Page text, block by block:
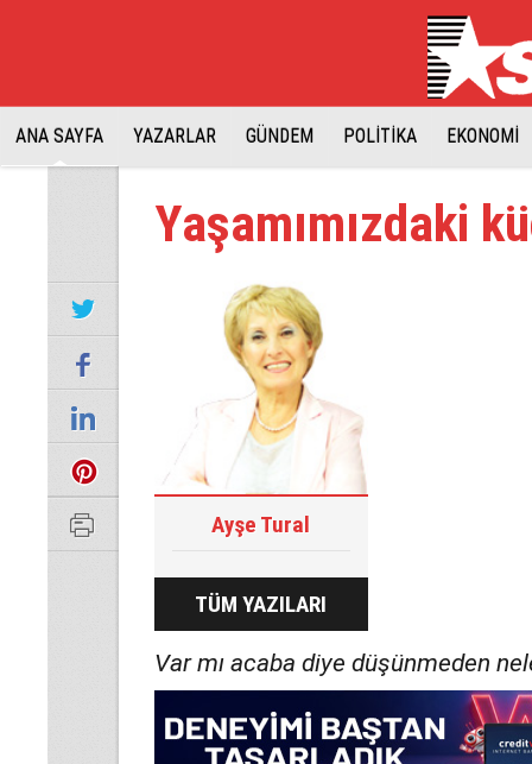
ANA SAYFA YAZARLAR GÜNDEM POLİTİKA EKONOMİ
Yaşamımızdaki
Ayşe Tural
TÜM YAZILARI
Var mı acaba diye düşünmeden